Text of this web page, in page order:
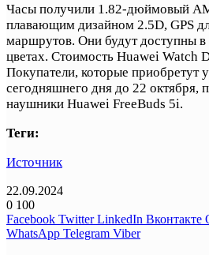
Часы получили 1.82-дюймовый
плавающим дизайном 2.5D, GPS
маршрутов. Они будут доступны
цветах. Стоимость Huawei Watch
Покупатели, которые приобретут
сегодняшнего дня до 22 октября,
наушники Huawei FreeBuds 5i.
Теги:
Источник
22.09.2024
0 100
Facebook Twitter LinkedIn Вконтакте
WhatsApp Telegram Viber